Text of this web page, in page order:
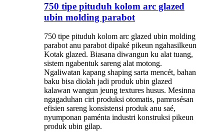
750 tipe pituduh kolom arc glazed
ubin molding parabot
750 tipe pituduh kolom arc glazed ubin molding
parabot anu parabot dipaké pikeun ngahasilkeun
Kotak glazed. Biasana diwangun ku alat tuang,
sistem ngabentuk sareng alat motong.
Ngaliwatan kapang shaping sarta mencét, bahan
baku bisa diolah jadi produk ubin glazed
kalawan wangun jeung textures husus. Mesinna
ngagaduhan ciri produksi otomatis, pamrosésan
efisien sareng konsistensi produk anu saé,
nyumponan paménta industri konstruksi pikeun
produk ubin gilap.